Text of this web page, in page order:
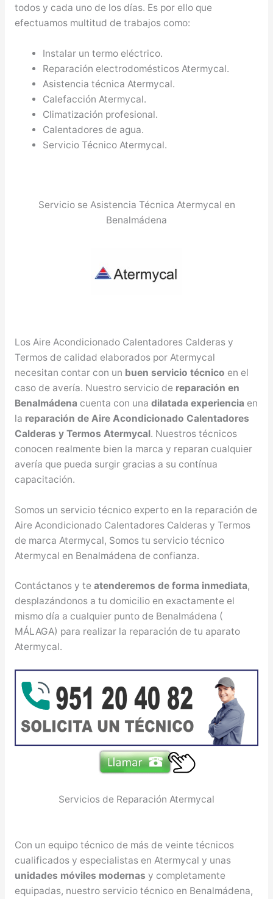
todos y cada uno de los días. Es por ello que
efectuamos multitud de trabajos como:
Instalar un termo eléctrico.
Reparación electrodomésticos Atermycal.
Asistencia técnica Atermycal.
Calefacción Atermycal.
Climatización profesional.
Calentadores de agua.
Servicio Técnico Atermycal.
Servicio se Asistencia Técnica Atermycal en
Benalmádena
Los Aire Acondicionado Calentadores Calderas y
Termos de calidad elaborados por Atermycal
necesitan contar con un buen servicio técnico en el
caso de avería. Nuestro servicio de reparación en
Benalmádena cuenta con una dilatada experiencia en
la reparación de Aire Acondicionado Calentadores
Calderas y Termos Atermycal. Nuestros técnicos
conocen realmente bien la marca y reparan cualquier
avería que pueda surgir gracias a su contínua
capacitación.
Somos un servicio técnico experto en la reparación de
Aire Acondicionado Calentadores Calderas y Termos
de marca Atermycal, Somos tu servicio técnico
Atermycal en Benalmádena de confianza.
Contáctanos y te atenderemos de forma inmediata,
desplazándonos a tu domicilio en exactamente el
mismo día a cualquier punto de Benalmádena (
MÁLAGA) para realizar la reparación de tu aparato
Atermycal.
Servicios de Reparación Atermycal
Con un equipo técnico de más de veinte técnicos
cualificados y especialistas en Atermycal y unas
unidades móviles modernas y completamente
equipadas, nuestro servicio técnico en Benalmádena,